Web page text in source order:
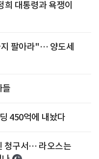
대통령과 욕쟁이
팔아라"… 양도세
들
450억에 내놨다
청구서… 라오스는